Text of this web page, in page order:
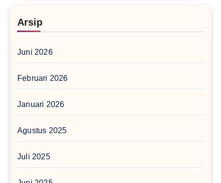
Arsip
Juni 2026
Februari 2026
Januari 2026
Agustus 2025
Juli 2025